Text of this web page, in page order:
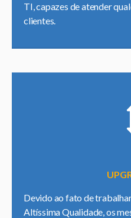
TI, capazes de atender
clientes.
Devido ao fato de
Altíssima Qualidade, os